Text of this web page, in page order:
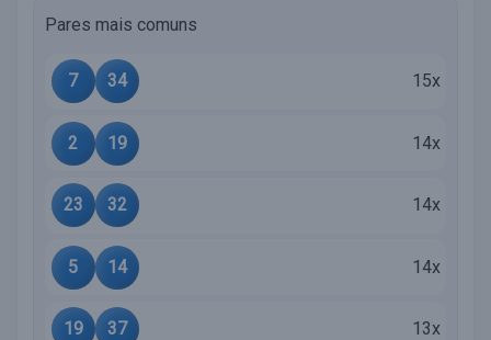
Pares mais comuns
7 34 15x
2 19 14x
23 32 14x
5 14 14x
19 37 13x